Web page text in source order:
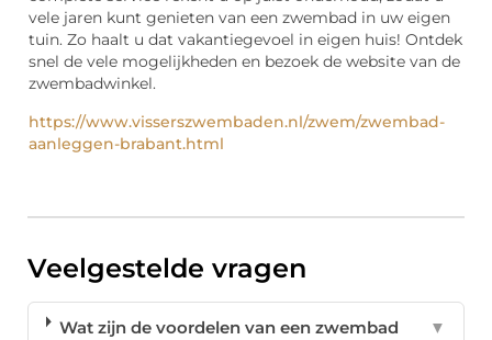
vele jaren kunt genieten van een zwembad in uw eigen
tuin. Zo haalt u dat vakantiegevoel in eigen huis! Ontdek
snel de vele mogelijkheden en bezoek de website van de
zwembadwinkel.
https://www.visserszwembaden.nl/zwem/zwembad-
aanleggen-brabant.html
Veelgestelde vragen
Wat zijn de voordelen van een zwembad
▼